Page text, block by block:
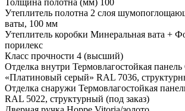
Утеплитель полотна 2 слоя
ваты, 100 мм
Утеплитель коробки Минеральная вата +
порилекс
Класс прочности 4 (высший)
Отделка внутри Термовлагостойкая
«Платиновый серый» RAL 7036,
Отделка снаружи Термовлагостойкая
RAL 5022, структурный (под заказ)